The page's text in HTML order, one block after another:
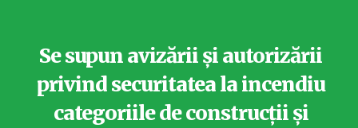
Se supun avizării și autorizării
privind securitatea la incendiu
categoriile de construcții și